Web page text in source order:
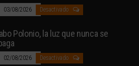
03/08/2026 Desactivado
Polonio, la luz que nunca se
02/08/2026 Desactivado